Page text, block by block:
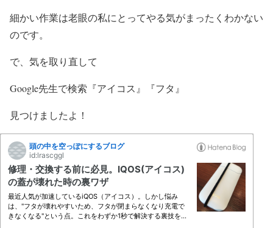
細かい作業は老眼の私にとってやる気がまったくわかない
のです。
で、気を取り直して
Google先生で検索『アイコス』『フタ』
見つけましたよ！